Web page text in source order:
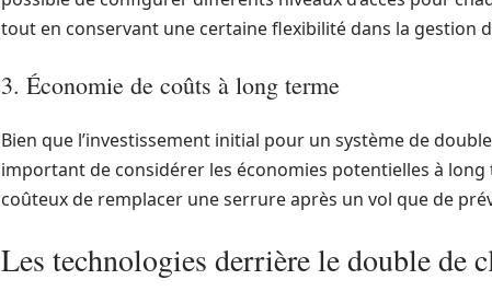
tout en conservant une certaine flexibilité dans la gestion
3. Économie de coûts à long terme
Bien que l’investissement initial pour un système de
important de considérer les économies potentielles à long
coûteux de remplacer une serrure après un vol que de
Les technologies derrière le double de